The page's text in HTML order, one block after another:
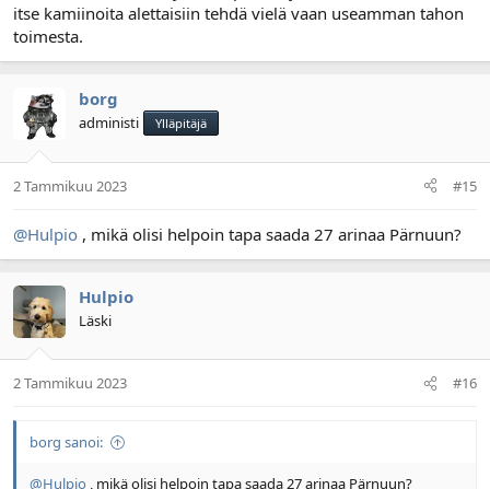
itse kamiinoita alettaisiin tehdä vielä vaan useamman tahon
toimesta.
borg
administi Ylläpitäjä
2 Tammikuu 2023 #15
@Hulpio , mikä olisi helpoin tapa saada 27 arinaa Pärnuun?
Hulpio
Läski
2 Tammikuu 2023 #16
borg sanoi:
@Hulpio , mikä olisi helpoin tapa saada 27 arinaa Pärnuun?